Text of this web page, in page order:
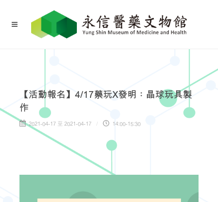
【活動報名】4/17藥玩X發明：晶球玩具製
作
2021-04-17 至 2021-04-17 14:00-15:30